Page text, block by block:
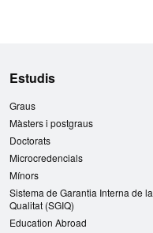
Estudis
Graus
Màsters i postgraus
Doctorats
Microcredencials
Mínors
Sistema de Garantia Interna de la
Qualitat (SGIQ)
Education Abroad